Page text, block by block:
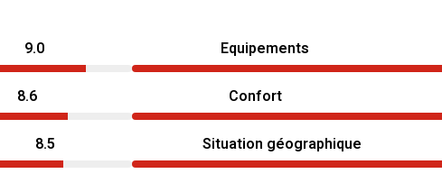
9.0 Equipements
8.6 Confort
8.5 Situation géographique